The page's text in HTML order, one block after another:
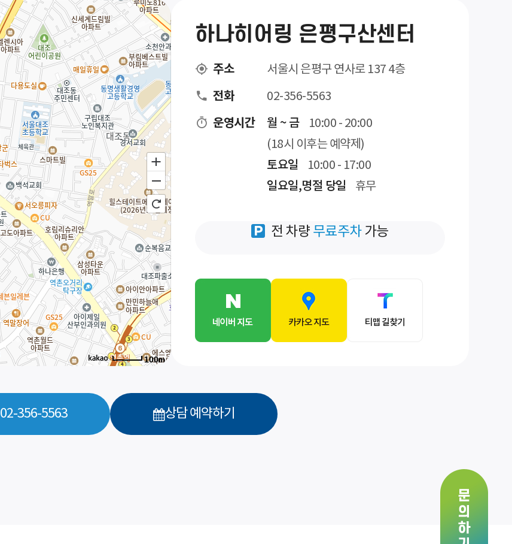
100m
하나히어링 은평구산센터
주소 서울시 은평구 연사로 137 4층
전화 02-356-5563
운영시간 월 ~ 금
10:00 - 20:00
(18시 이후는 예약제)
토요일 10:00 - 17:00
일요일,명절 당일 휴무
전 차량 무료주차가능
02-356-5563 상담 예약하기
바로 예약하기